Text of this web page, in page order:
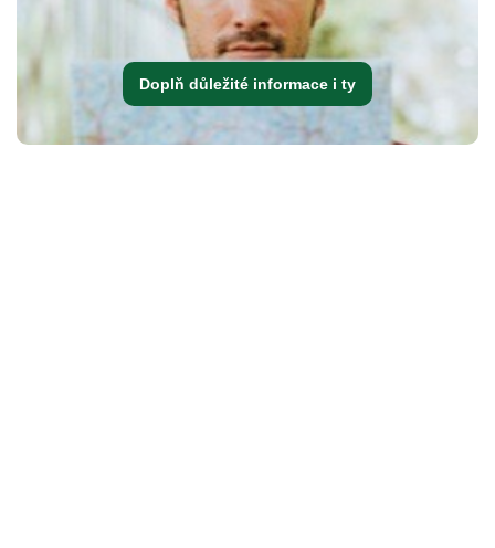
Doplň důležité informace i ty